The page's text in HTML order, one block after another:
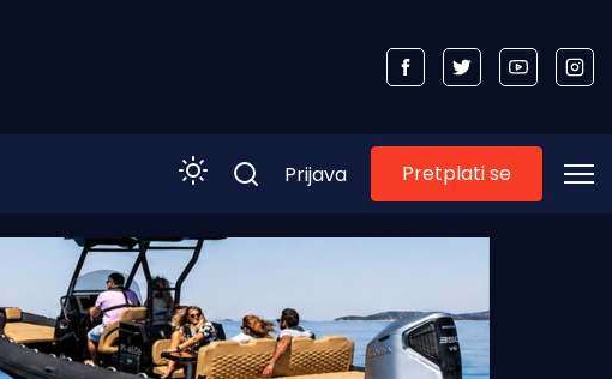
Prijava Pretplati se